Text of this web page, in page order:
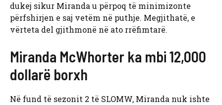
dukej sikur Miranda u përpoq të minimizonte
përfshirjen e saj vetëm në puthje. Megjithatë, e
vërteta del gjithmonë në ato rrëfimtarë.
Miranda McWhorter ka mbi 12,000
dollarë borxh
Në fund të sezonit 2 të SLOMW, Miranda nuk ishte